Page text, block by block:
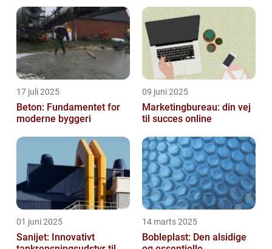
17 juli 2025
Beton: Fundamentet for
moderne byggeri
09 juni 2025
Marketingbureau: din vej
til succes online
01 juni 2025
Sanijet: Innovativt
14 marts 2025
Bobleplast: Den alsidige